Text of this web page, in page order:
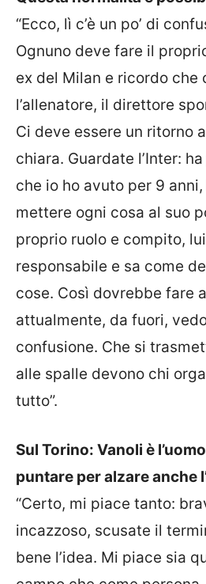
“Ecco, lì c’è un po’ di
Ognuno deve fare il
ex del Milan e ricordo che
l’allenatore, il direttore
Ci deve essere un ritorno
chiara. Guardate l’Inter:
che io ho avuto per 9
mettere ogni cosa al suo
proprio ruolo e compito,
responsabile e sa come
cose. Così dovrebbe fare
attualmente, da fuori,
confusione. Che si
alle spalle devono chi
tutto”.
Sul Torino: Vanoli è
puntare per alzare anche
“Certo, mi piace tanto:
incazzoso, scusate il
bene l’idea. Mi piace sia